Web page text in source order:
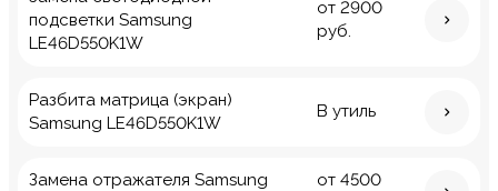
подсветки Samsung
LE46D550K1W
от 2900
руб.
Разбита матрица (экран)
Samsung LE46D550K1W
В утиль
Замена отражателя Samsung
от 4500